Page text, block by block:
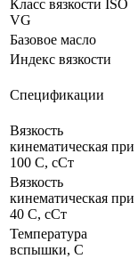
Класс вязкости ISO
VG
Базовое масло
Индекс вязкости
Спецификации
Вязкость
кинематическая при
100 С, сСт
Вязкость
кинематическая при
40 С, сСт
Температура
вспышки, С